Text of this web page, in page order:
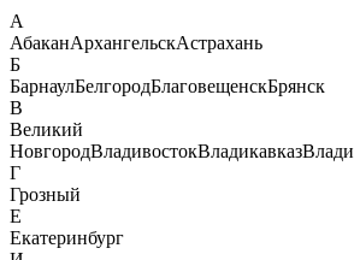
А
АбаканАрхангельскАстрахань
Б
БарнаулБелгородБлаговещенскБрянск
В
Великий
НовгородВладивостокВладикавказ
Г
Грозный
Е
Екатеринбург